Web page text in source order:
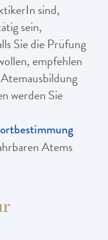
sind,
sein,
Sie die Prüfung
empfehlen
werden Sie
Atems